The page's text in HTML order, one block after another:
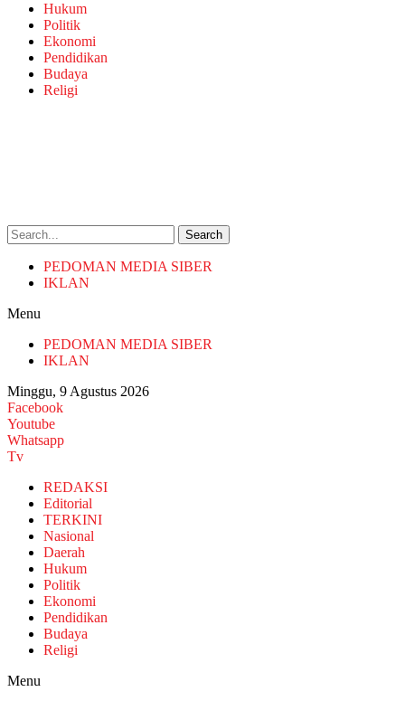
Hukum
Politik
Ekonomi
Pendidikan
Budaya
Religi
Search
PEDOMAN MEDIA SIBER
IKLAN
Menu
PEDOMAN MEDIA SIBER
IKLAN
Minggu, 9 Agustus 2026
Facebook
Youtube
Whatsapp
Tv
REDAKSI
Editorial
TERKINI
Nasional
Daerah
Hukum
Politik
Ekonomi
Pendidikan
Budaya
Religi
Menu